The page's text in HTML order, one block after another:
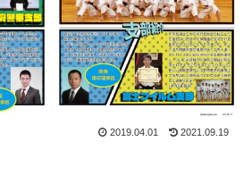
2019.04.01 2021.09.19